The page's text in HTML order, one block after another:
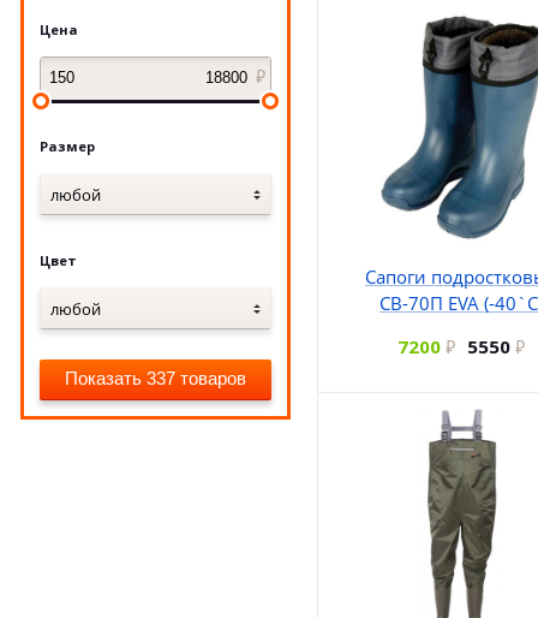
Цена
Размер
любой
Цвет
любой
Показать 337 товаров
Сапоги
СВ-70П EVA (-
7200
5550